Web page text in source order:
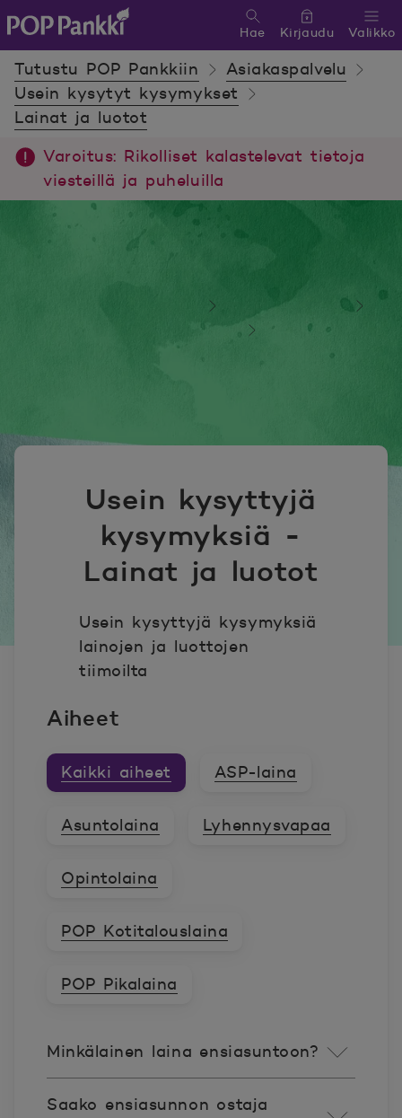
POP Pankki, etusivulle
Valikko
Hae Kirjaudu
Tutustu POP Pankkiin
Asiakaspalvelu
Usein kysytyt kysymykset
Lainat ja luotot
Varoitus: Rikolliset kalastelevat tietoja
viesteillä ja puheluilla
Asiakaspalvelu
Usein kysytyt kysymykset
Usein kysyttyjä
kysymyksiä -
Lainat ja luotot
Usein kysyttyjä kysymyksiä
lainojen ja luottojen
tiimoilta
Aiheet
Kaikki aiheet ASP-laina
Asuntolaina Lyhennysvapaa
Opintolaina
POP Kotitalouslaina
POP Pikalaina
Minkälainen laina ensiasuntoon?
Saako ensiasunnon ostaja